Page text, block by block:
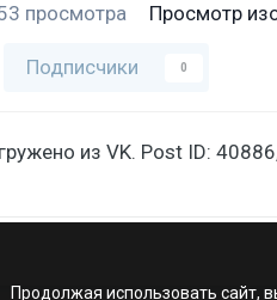
просмотра Просмотр
Подписчики 0
из VK. Post ID:
Продолжая использовать сайт,